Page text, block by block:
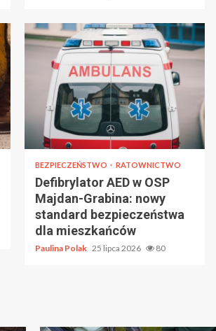
BEZPIECZEŃSTWO RATOWNICTWO
Defibrylator AED w OSP
Majdan-Grabina: nowy
standard bezpieczeństwa
dla mieszkańców
Paulina Polak 25 lipca 2026 80